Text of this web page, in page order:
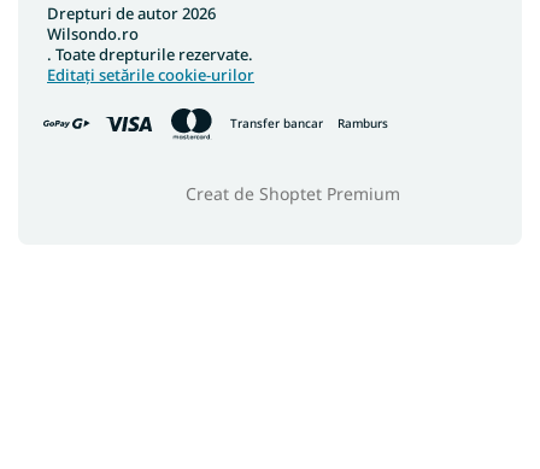
Transfer bancar Ramburs
Creat de Shoptet Premium
Drepturi de autor 2026
Wilsondo.ro
. Toate drepturile rezervate.
Editați setările cookie-urilor